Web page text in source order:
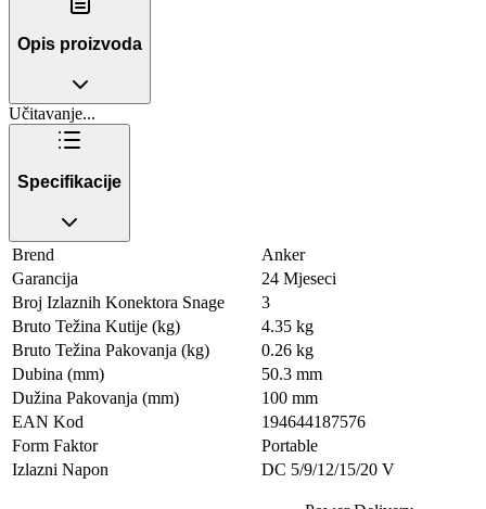
Opis proizvoda
Učitavanje...
Specifikacije
Brend
Anker
Garancija
24 Mjeseci
Broj Izlaznih Konektora Snage
3
Bruto Težina Kutije (kg)
4.35 kg
Bruto Težina Pakovanja (kg)
0.26 kg
Dubina (mm)
50.3 mm
Dužina Pakovanja (mm)
100 mm
EAN Kod
194644187576
Form Faktor
Portable
Izlazni Napon
DC 5/9/12/15/20 V